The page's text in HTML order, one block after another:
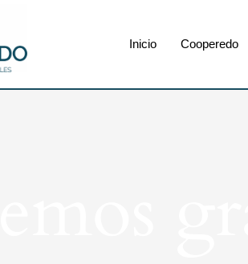
Inicio Cooperedo